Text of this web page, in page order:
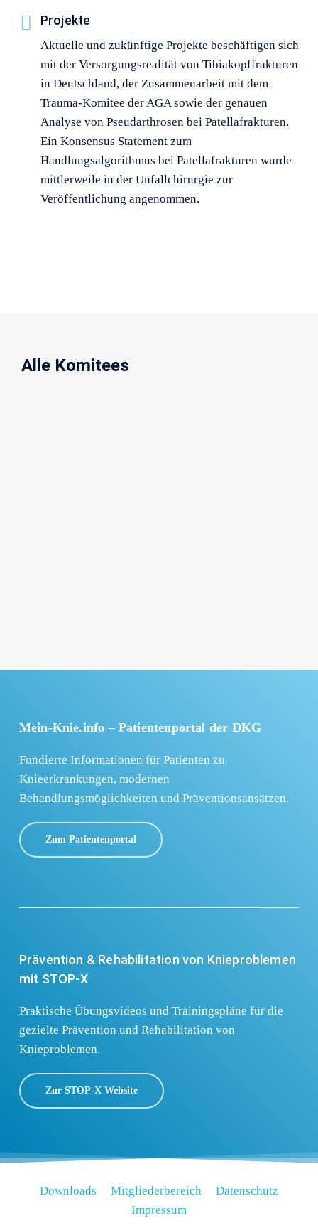
Projekte
Aktuelle und zukünftige Projekte beschäftigen sich
mit der Versorgungsrealität von Tibiakopffrakturen
in Deutschland, der Zusammenarbeit mit dem
Trauma-Komitee der AGA sowie der genauen
Analyse von Pseudarthrosen bei Patellafrakturen.
Ein Konsensus Statement zum
Handlungsalgorithmus bei Patellafrakturen wurde
mittlerweile in der Unfallchirurgie zur
Veröffentlichung angenommen.
Alle Komitees
Mein-Knie.info – Patientenportal der DKG
Fundierte Informationen für Patienten zu
Knieerkrankungen, modernen
Behandlungsmöglichkeiten und Präventionsansätzen.
Zum Patientenportal
Prävention & Rehabilitation von Knieproblemen
mit STOP-X
Praktische Übungsvideos und Trainingspläne für die
gezielte Prävention und Rehabilitation von
Knieproblemen.
Zur STOP-X Website
Downloads Mitgliederbereich Datenschutz
Impressum